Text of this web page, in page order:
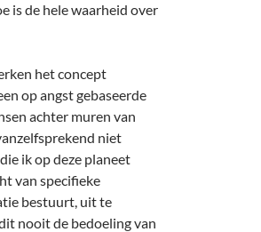
is de hele waarheid over
het concept
op angst gebaseerde
achter muren van
niet
ik op deze planeet
van specifieke
bestuurt, uit te
nooit de bedoeling van